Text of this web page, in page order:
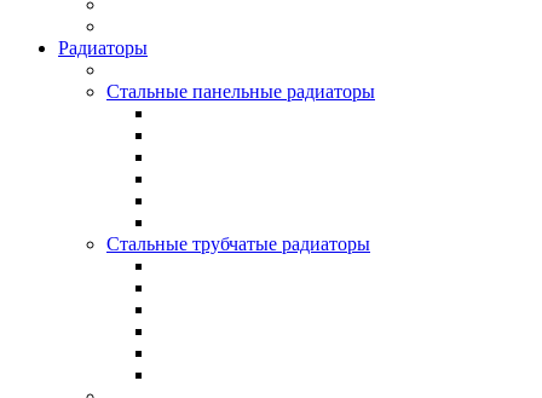
Радиаторы
Стальные панельные радиаторы
Стальные трубчатые радиаторы